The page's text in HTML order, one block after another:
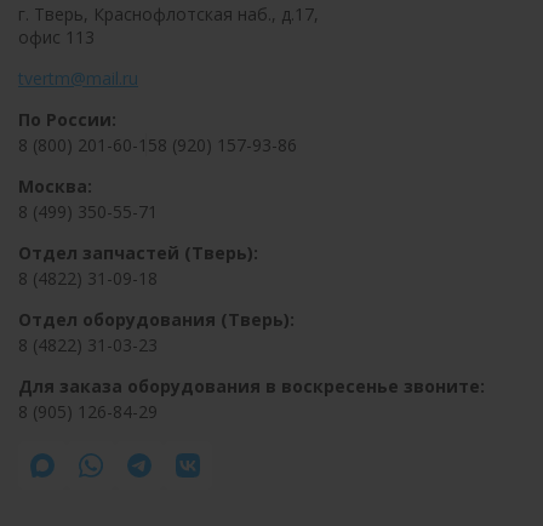
г. Тверь, Краснофлотская наб., д.17,
офис 113
tvertm@mail.ru
По России:
8 (800) 201-60-158 (920) 157-93-86
Москва:
8 (499) 350-55-71
Отдел запчастей (Тверь):
8 (4822) 31-09-18
Отдел оборудования (Тверь):
8 (4822) 31-03-23
Для заказа оборудования в воскресенье звоните:
8 (905) 126-84-29